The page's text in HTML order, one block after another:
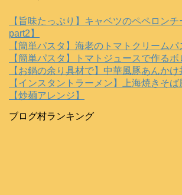
【旨味たっぷり】キャベツのペペロン
part2】
【簡単パスタ】海老のトマトクリームパ
【簡単パスタ】トマトジュースで作る
【お鍋の余り具材で】中華風豚あんかけ
【インスタントラーメン】上海焼きそ
【炒麺アレンジ】
ブログ村ランキング